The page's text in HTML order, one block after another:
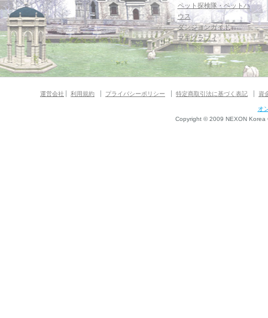
ペット探検隊・ペットハ
ウス
ダンジョンガイド
マギグラフィ
運営会社 利用規約 プライバシーポリシー 特定商取引法に基づく表記 資
オ
Copyright © 2009 NEXON Korea